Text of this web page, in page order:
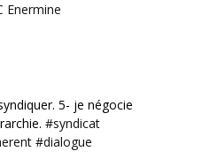
Enermine
5- je négocie
#syndicat
#dialogue